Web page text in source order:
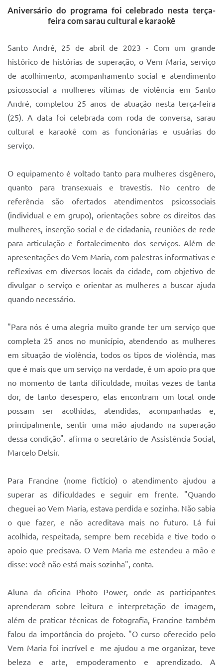
IPTU 2025
Lei de acesso à informação
Mobilidade Urbana Sustentável
Ouvidoria da Cidade
Passe Escolar
Parque Escola
Quadra Fiscal
Sistema Colab
Autarquias
Aniversário do programa foi celebrado nesta terça-
feira com sarau cultural e karaokê
Santo André, 25 de abril de 2023 - Com um grande
histórico de histórias de superação, o Vem Maria, serviço
de acolhimento, acompanhamento social e atendimento
psicossocial a mulheres vítimas de violência em Santo
André, completou 25 anos de atuação nesta terça-feira
(25). A data foi celebrada com roda de conversa, sarau
cultural e karaokê com as funcionárias e usuárias do
serviço.
O equipamento é voltado tanto para mulheres cisgênero,
quanto para transexuais e travestis. No centro de
referência são ofertados atendimentos psicossociais
(individual e em grupo), orientações sobre os direitos das
mulheres, inserção social e de cidadania, reuniões de rede
para articulação e fortalecimento dos serviços. Além de
apresentações do Vem Maria, com palestras informativas e
reflexivas em diversos locais da cidade, com objetivo de
divulgar o serviço e orientar as mulheres a buscar ajuda
quando necessário.
"Para nós é uma alegria muito grande ter um serviço que
completa 25 anos no município, atendendo as mulheres
em situação de violência, todos os tipos de violência, mas
que é mais que um serviço na verdade, é um apoio pra que
no momento de tanta dificuldade, muitas vezes de tanta
dor, de tanto desespero, elas encontram um local onde
possam ser acolhidas, atendidas, acompanhadas e,
principalmente, sentir uma mão ajudando na superação
dessa condição". afirma o secretário de Assistência Social,
Marcelo Delsir.
Para Francine (nome fictício) o atendimento ajudou a
superar as dificuldades e seguir em frente. "Quando
cheguei ao Vem Maria, estava perdida e sozinha. Não sabia
o que fazer, e não acreditava mais no futuro. Lá fui
acolhida, respeitada, sempre bem recebida e tive todo o
apoio que precisava. O Vem Maria me estendeu a mão e
disse: você não está mais sozinha", conta.
Aluna da oficina Photo Power, onde as participantes
aprenderam sobre leitura e interpretação de imagem,
além de praticar técnicas de fotografia, Francine também
falou da importância do projeto. "O curso oferecido pelo
Vem Maria foi incrível e me ajudou a me organizar, teve
beleza e arte, empoderamento e aprendizado. A